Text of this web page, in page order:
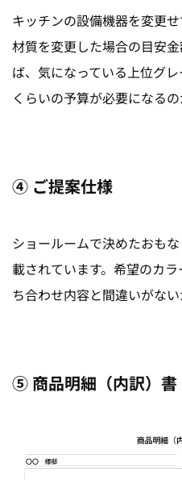
キッチンの設備機器を変更
材質を変更した場合の目安
ば、気になっている上位グ
くらいの予算が必要になるの
④ ご提案仕様
ショールームで決めたおも
載されています。希望のカ
ち合わせ内容と間違いがない
⑤ 商品明細（内訳）書